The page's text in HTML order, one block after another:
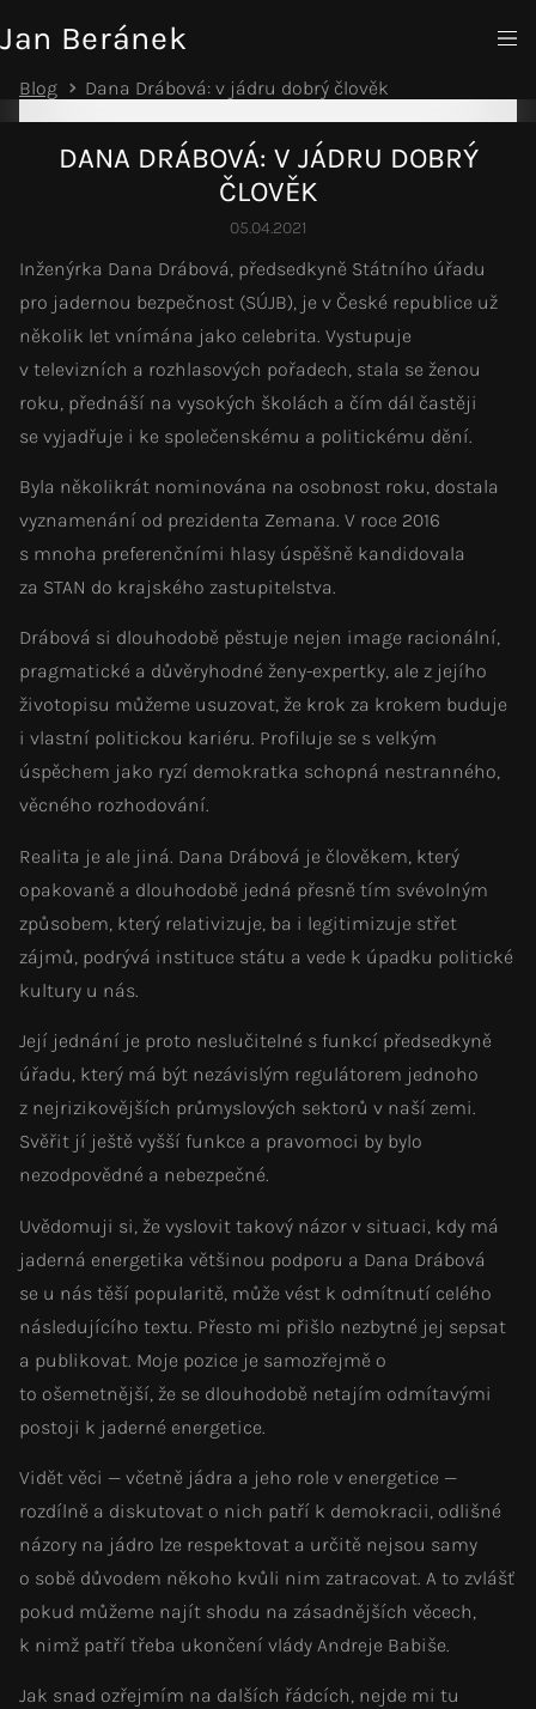
Jan Beránek
Blog Dana Drábová: v jádru dobrý člověk
DANA DRÁBOVÁ: V JÁDRU DOBRÝ
ČLOVĚK
05.04.2021
Inženýrka Dana Drábová, předsedkyně Státního úřadu
pro jadernou bezpečnost (SÚJB), je v České republice už
několik let vnímána jako celebrita. Vystupuje
v televizních a rozhlasových pořadech, stala se ženou
roku, přednáší na vysokých školách a čím dál častěji
se vyjadřuje i ke společenskému a politickému dění.
Byla několikrát nominována na osobnost roku, dostala
vyznamenání od prezidenta Zemana. V roce 2016
s mnoha preferenčními hlasy úspěšně kandidovala
za STAN do krajského zastupitelstva.
Drábová si dlouhodobě pěstuje nejen image racionální,
pragmatické a důvěryhodné ženy-expertky, ale z jejího
životopisu můžeme usuzovat, že krok za krokem buduje
i vlastní politickou kariéru. Profiluje se s velkým
úspěchem jako ryzí demokratka schopná nestranného,
věcného rozhodování.
Realita je ale jiná. Dana Drábová je člověkem, který
opakovaně a dlouhodobě jedná přesně tím svévolným
způsobem, který relativizuje, ba i legitimizuje střet
zájmů, podrývá instituce státu a vede k úpadku politické
kultury u nás.
Její jednání je proto neslučitelné s funkcí předsedkyně
úřadu, který má být nezávislým regulátorem jednoho
z nejrizikovějších průmyslových sektorů v naší zemi.
Svěřit jí ještě vyšší funkce a pravomoci by bylo
nezodpovědné a nebezpečné.
Uvědomuji si, že vyslovit takový názor v situaci, kdy má
jaderná energetika většinou podporu a Dana Drábová
se u nás těší popularitě, může vést k odmítnutí celého
následujícího textu. Přesto mi přišlo nezbytné jej sepsat
a publikovat. Moje pozice je samozřejmě o
to ošemetnější, že se dlouhodobě netajím odmítavými
postoji k jaderné energetice.
Vidět věci — včetně jádra a jeho role v energetice —
rozdílně a diskutovat o nich patří k demokracii, odlišné
názory na jádro lze respektovat a určitě nejsou samy
o sobě důvodem někoho kvůli nim zatracovat. A to zvlášť
pokud můžeme najít shodu na zásadnějších věcech,
k nimž patří třeba ukončení vlády Andreje Babiše.
Jak snad ozřejmím na dalších řádcích, nejde mi tu